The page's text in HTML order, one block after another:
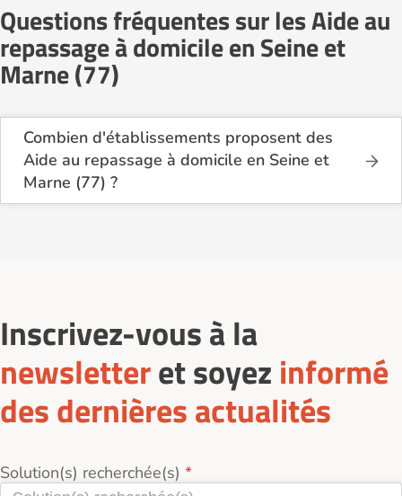
Questions fréquentes sur les Aide au
repassage à domicile en Seine et
Marne (77)
Combien d'établissements proposent des
Aide au repassage à domicile en Seine et
Marne (77) ?
Sur le site Logement-seniors.com, on recense
Inscrivez-vous à la
newsletteret soyez informé
des dernières actualités
Solution(s) recherchée(s)